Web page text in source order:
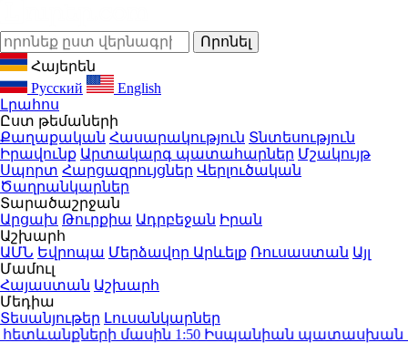
Հայերեն
Русский
English
Լրահոս
Ըստ թեմաների
Քաղաքական Հասարակություն Տնտեսություն
Իրավունք Արտակարգ պատահարներ Մշակույթ
Սպորտ Հարցազրույցներ Վերլուծական
Ծաղրանկարներ
Տարածաշրջան
Արցախ Թուրքիա Ադրբեջան Իրան
Աշխարհ
ԱՄՆ Եվրոպա Մերձավոր Արևելք Ռուսաստան Այլ
Մամուլ
Հայաստան Աշխարհ
Մեդիա
Տեսանյութեր Լուսանկարներ
մասին1:50Իսպանիան պատասխան